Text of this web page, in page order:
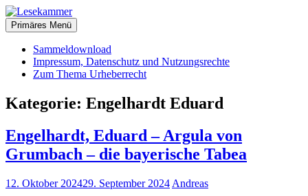
Zum
Inhalt
springen
Lesekammer
christliche Bücher zum kostenlosen Download
Primäres Menü
Sammeldownload
Impressum, Datenschutz und Nutzungsrechte
Zum Thema Urheberrecht
Kategorie: Engelhardt Eduard
Engelhardt, Eduard – Argula von
Grumbach – die bayerische Tabea
12. Oktober 202429. September 2024 Andreas